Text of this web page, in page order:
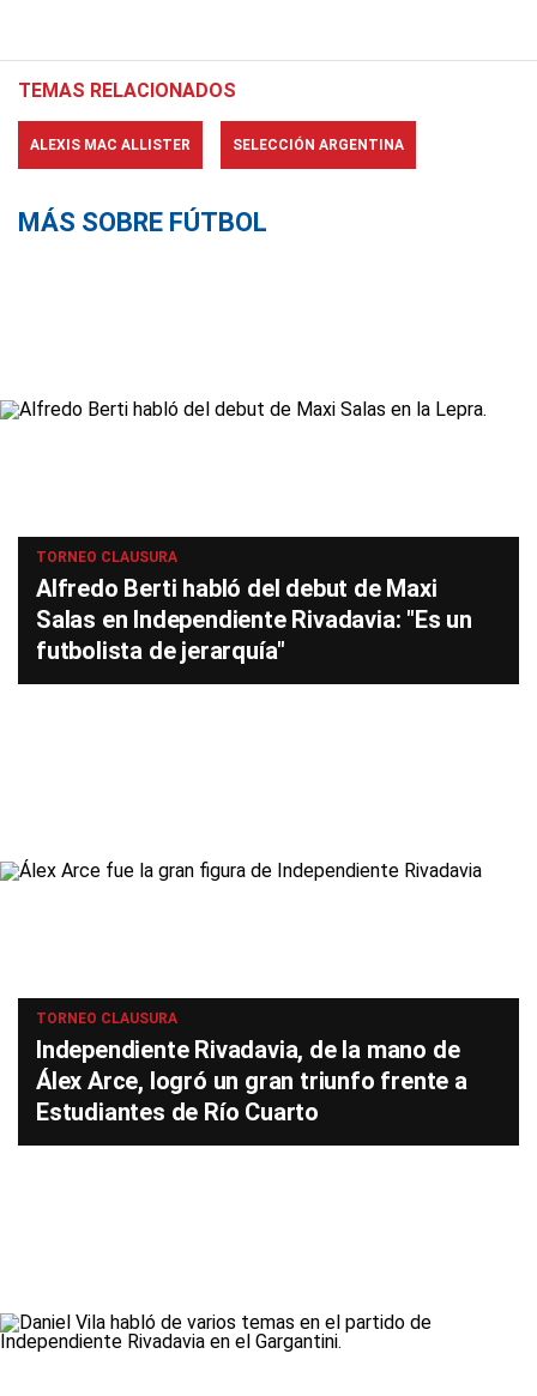
TEMAS RELACIONADOS
ALEXIS MAC ALLISTER SELECCIÓN ARGENTINA
MÁS SOBRE FÚTBOL
TORNEO CLAUSURA
Alfredo Berti habló del debut de Maxi
Salas en Independiente Rivadavia: "Es un
futbolista de jerarquía"
TORNEO CLAUSURA
Independiente Rivadavia, de la mano de
Álex Arce, logró un gran triunfo frente a
Estudiantes de Río Cuarto